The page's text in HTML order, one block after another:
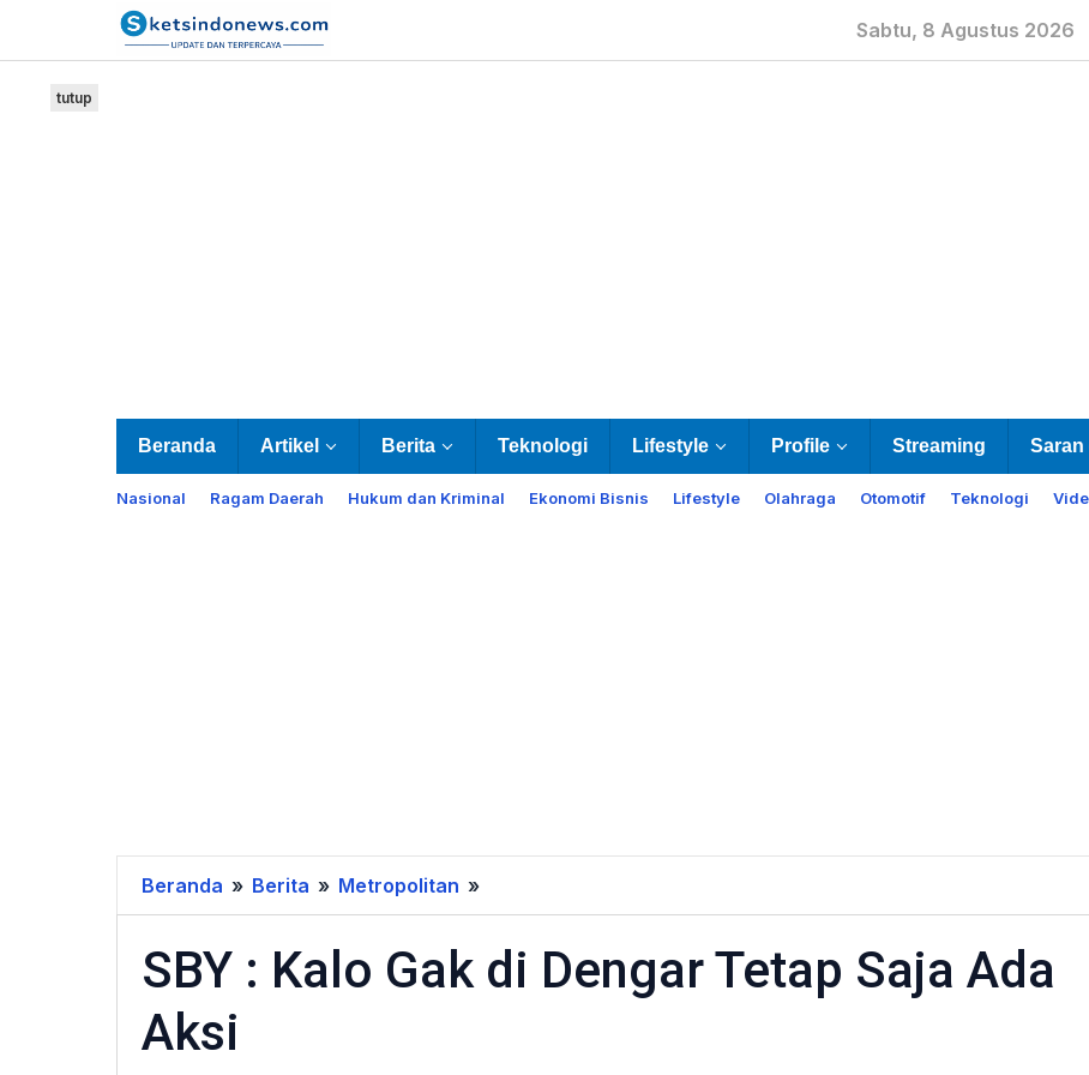
Sabtu, 8 Agustus 2026
Beranda Artikel Berita Teknologi Lifestyle Profile Streaming
Nasional Ragam Daerah Hukum dan Kriminal Ekonomi Bisnis Lifestyle Olahraga Otomotif Teknologi
tutup
Beranda » Berita » Metropolitan »
:
Kalo
Gak
SBY : Kalo Gak di Dengar Tetap Saja Ada
Aksi